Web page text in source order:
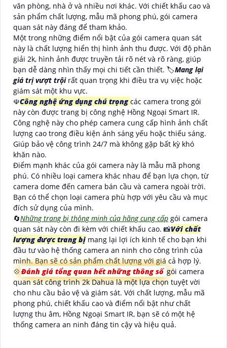
văn phòng, nhà ở và nhiều nơi khác. Với chiết khấu cao và
sản phẩm chất lượng, mẫu mã phong phú, gói camera
quan sát này đáng để tham khảo.
Một trong những điểm nổi bật của gói camera quan sát
này là chất lượng hiển thị hình ảnh thu được. Với độ phân
giải 2k, hình ảnh được truyền tải rõ nét và rõ ràng, giúp
bạn dễ dàng nhìn thấy mọi chi tiết cần thiết. 🏷Mang lại
giá trị vượt trộirất quan trọng khi điều tra vụ việc hoặc
giám sát một khu vực.
☫Công nghệ ứng dụng chú trọngcác camera trong gói
này còn được trang bị công nghệ Hồng Ngoại Smart IR.
Công nghệ này cho phép camera cung cấp hình ảnh chất
lượng cao trong điều kiện ánh sáng yếu hoặc thiếu sáng.
Giúp bảo vệ công trình 24/7 mà không gặp bất kỳ khó
khăn nào.
Điểm mạnh khác của gói camera này là mẫu mã phong
phú. Có nhiều loại camera khác nhau để bạn lựa chọn, từ
camera dome đến camera bán cầu và camera ngoài trời.
Bạn có thể chọn loại camera phù hợp với yêu cầu và mục
đích sử dụng của mình.
🔄Những trang bị thông minh của hãng cung cấp gói camera
quan sát này còn đi kèm với chiết khấu cao. 📸Với chất
lượng được trang bị mang lại lợi ích kinh tế cho bạn khi
đầu tư vào hệ thống camera an ninh cho công trình của
mình. Bạn sẽ có sản phẩm chất lượng với giá cả hợp lý.
💠Đánh giá tổng quan hết những thông số gói camera
quan sát công trình 2k Dahua là một lựa chọn tuyệt vời
cho nhu cầu bảo vệ và giám sát. Với chất lượng, mẫu mã
phong phú, chiết khấu cao và điểm nổi bật như chất
lượng thu âm, Hồng Ngoại Smart IR, bạn sẽ có một hệ
thống camera an ninh đáng tin cậy và hiệu quả.